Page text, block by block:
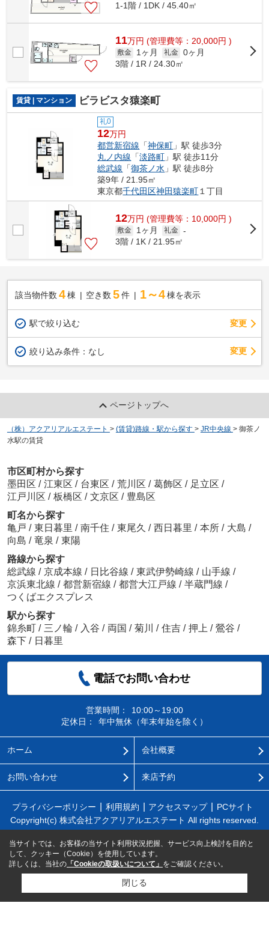
1-1階 / 1DK / 45.40㎡
11万円 (管理費等：20,000円 )
敷金 1ヶ月 礼金 0ヶ月
3階 / 1R / 24.30㎡
賃貸 | マンション ビラビスタ猿楽町
礼0
12万円
都営新宿線 「神保町 」駅 徒歩3分
丸ノ内線 「淡路町 」駅 徒歩11分
総武線 「御茶ノ水 」駅 徒歩8分
築9年 / 21.95㎡
東京都千代田区神田猿楽町 １丁目
12万円 (管理費等：10,000円 )
敷金 1ヶ月 礼金 -
3階 / 1K / 21.95㎡
該当物件数 4棟 空き数 5 件 1～4 棟を表示
駅で絞り込む 変更
絞り込み条件： なし 変更
ページトップへ
（株）アクアリアルエステート > (賃貸)路線・駅から探す > JR中央線 > 御茶ノ
水駅の賃貸
市区町村から探す
墨田区 / 江東区 / 台東区 / 荒川区 / 葛飾区 / 足立区 /
江戸川区 / 板橋区 / 文京区 / 豊島区
町名から探す
亀戸 / 東日暮里 / 南千住 / 東尾久 / 西日暮里 / 本所 / 大島 /
向島 / 竜泉 / 東陽
路線から探す
総武線 / 京成本線 / 日比谷線 / 東武伊勢崎線 / 山手線 /
京浜東北線 / 都営新宿線 / 都営大江戸線 / 半蔵門線 /
つくばエクスプレス
駅から探す
錦糸町 / 三ノ輪 / 入谷 / 両国 / 菊川 / 住吉 / 押上 / 鶯谷 /
森下 / 日暮里
電話でお問い合わせ
営業時間：
10:00～19:00
定休日：
年中無休（年末年始を除く）
ホーム 会社概要
お問い合わせ 来店予約
プライバシーポリシー 利用規約 アクセスマップ
PCサイト
Copyright(c) 株式会社アクアリアルエステート All rights reserved.
当サイトでは、お客様の当サイト利用状況把握、サービス向上検討を目的と
して、クッキー（Cookie）を使用しています。
詳しくは、当社の 「Cookieの取扱いについて」 をご確認ください。
閉じる